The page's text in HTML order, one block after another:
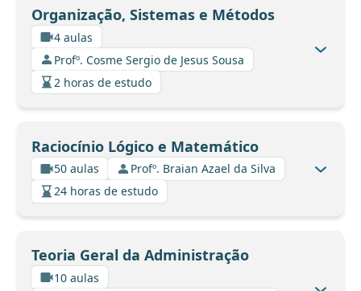
Organização, Sistemas e Métodos
4 aulas
Profº. Cosme Sergio de Jesus Sousa
2 horas de estudo
Raciocínio Lógico e Matemático
50 aulas
Profº. Braian Azael da Silva
24 horas de estudo
Teoria Geral da Administração
10 aulas